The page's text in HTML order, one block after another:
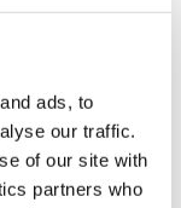
ads, to
our traffic.
of our site with
partners who
van
van
glad te maken. In
het verbeteren
stay
and
next